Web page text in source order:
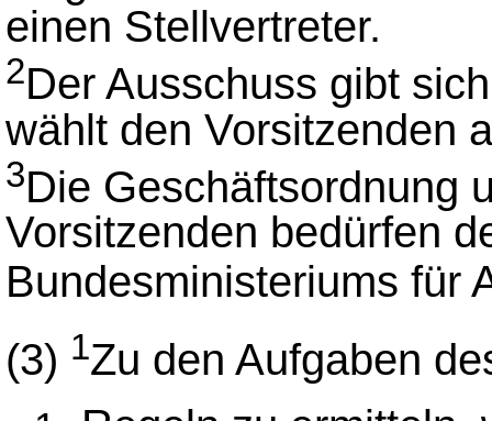
einen Stellvertreter.
2Der Ausschuss gibt
wählt den Vorsitzenden
3Die Geschäftsordnung
Vorsitzenden bedürfen
Bundesministeriums für
(3) 1Zu den Aufgaben